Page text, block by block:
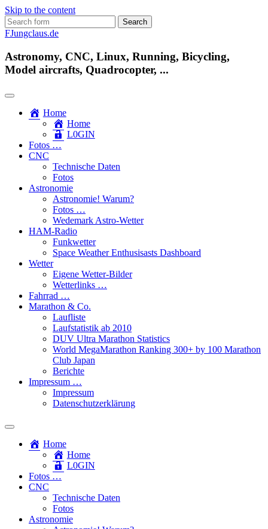
Skip to the content
Search
for:
FJungclaus.de
Astronomy, CNC, Linux, Running, Bicycling,
Model aircrafts, Quadrocopter, ...
Home
Home
L​0​​GIN
Fotos …
CNC
Technische Daten
Fotos
Astronomie
Astronomie! Warum?
Fotos …
Wedemark Astro-Wetter
HAM-Radio
Funkwetter
Space Weather Enthusisasts Dashboard
Wetter
Eigene Wetter-Bilder
Wetterlinks …
Fahrrad …
Marathon & Co.
Laufliste
Laufstatistik ab 2010
DUV Ultra Marathon Statistics
World MegaMarathon Ranking 300+ by 100 Marathon
Club Japan
Berichte
Impressum …
Impressum
Datenschutzerklärung
Toggle
search
field
Home
Home
L​0​​GIN
Fotos …
CNC
Technische Daten
Fotos
Astronomie